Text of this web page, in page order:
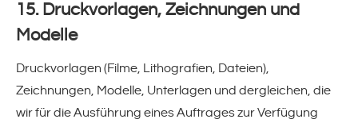
15. Druckvorlagen, Zeichnungen und
Modelle
Druckvorlagen (Filme, Lithografien, Dateien),
Zeichnungen, Modelle, Unterlagen und dergleichen, die
wir für die Ausführung eines Auftrages zur Verfügung